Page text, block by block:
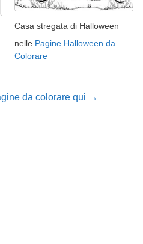
Casa stregata di Halloween
nelle Pagine Halloween da
Colorare
da colorare qui →